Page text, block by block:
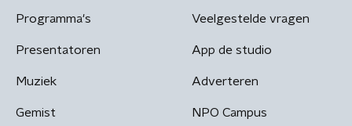
Programma's
Presentatoren
Muziek
Gemist
Veelgestelde vragen
App de studio
Adverteren
NPO Campus